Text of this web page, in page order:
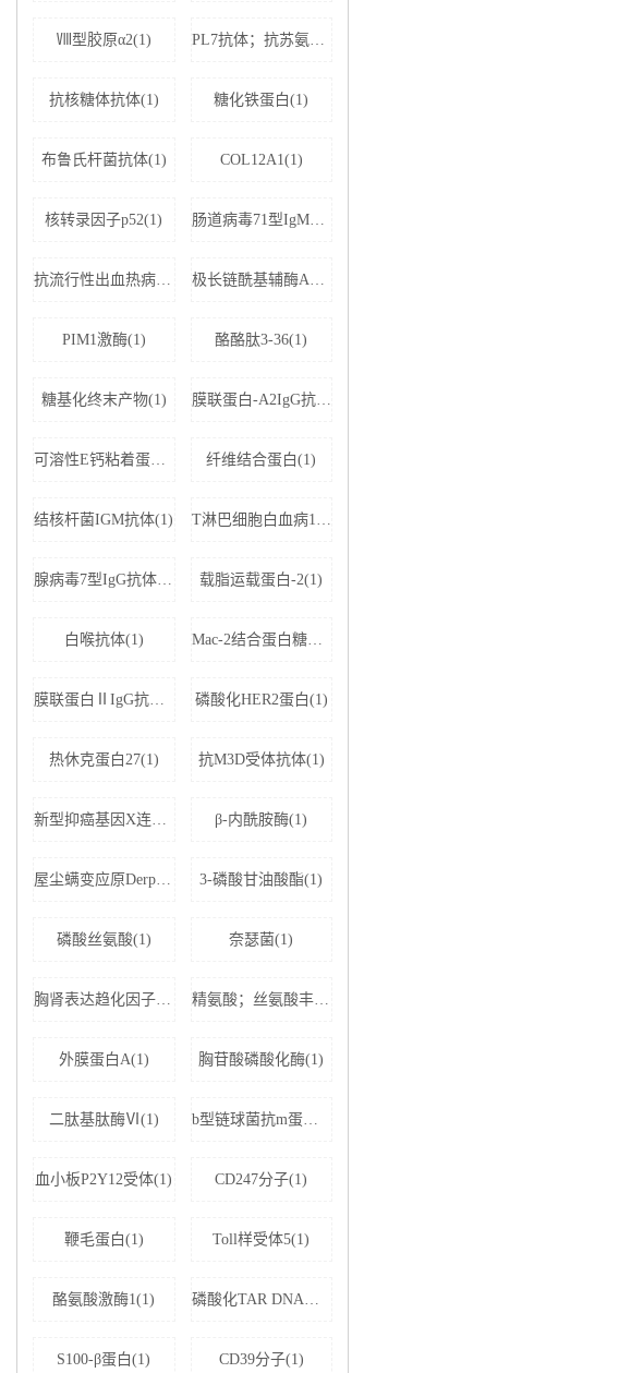
Ⅷ型胶原α2(1) PL7抗体；抗苏氨酰tRNA合成酶(1)
抗核糖体抗体(1) 糖化铁蛋白(1)
布鲁氏杆菌抗体(1) COL12A1(1)
核转录因子p52(1) 肠道病毒71型IgM抗体(1)
抗流行性出血热病毒IgM抗体(1) 极长链酰基辅酶A脱氢酶(1)
PIM1激酶(1) 酪酪肽3-36(1)
糖基化终末产物(1) 膜联蛋白-A2IgG抗体(1)
可溶性E钙粘着蛋白;可溶性上皮性钙黏附蛋白(1) 纤维结合蛋白(1)
结核杆菌IGM抗体(1) T淋巴细胞白血病1+2型病毒(1)
腺病毒7型IgG抗体(1) 载脂运载蛋白-2(1)
白喉抗体(1) Mac-2结合蛋白糖基化异构体(1)
膜联蛋白ⅡIgG抗体(1) 磷酸化HER2蛋白(1)
热休克蛋白27(1) 抗M3D受体抗体(1)
新型抑癌基因X连锁凋亡抑制蛋白相关因子-1(1) β-内酰胺酶(1)
屋尘螨变应原Derp1 IgE抗体(1) 3-磷酸甘油酸酯(1)
磷酸丝氨酸(1) 奈瑟菌(1)
胸肾表达趋化因子(1) 精氨酸；丝氨酸丰富剪接因子1(1)
外膜蛋白A(1) 胸苷酸磷酸化酶(1)
二肽基肽酶Ⅵ(1) b型链球菌抗m蛋白抗体(1)
血小板P2Y12受体(1) CD247分子(1)
鞭毛蛋白(1) Toll样受体5(1)
酪氨酸激酶1(1) 磷酸化TAR DNA结合蛋白43(1)
S100-β蛋白(1) CD39分子(1)